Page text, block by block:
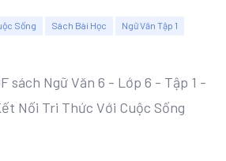
Sống Sách Bài Học
Ngữ Văn Tập 1
sách Ngữ Văn 6 - Lớp 6 - Tập 1 -
Nối Tri Thức Với Cuộc Sống